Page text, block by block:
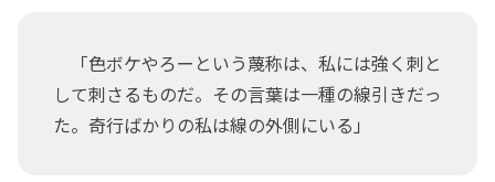
「色ボケやろーという蔑称は、私には強く刺と
して刺さるものだ。その言葉は一種の線引きだっ
た。奇行ばかりの私は線の外側にいる」